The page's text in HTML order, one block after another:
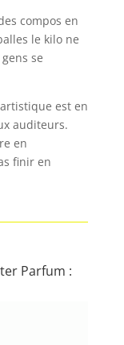
compos en
le kilo ne
se
est en
auditeurs.
en
finir en
Parfum :